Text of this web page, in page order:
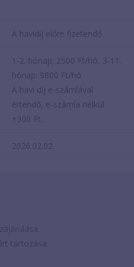
A havidíj előre fizetendő
1-2. hónap: 2500 Ft/hó, 3-11.
hónap: 9800 Ft/hó
A havi díj e-számlával
értendő, e-számla nélkül
+300 Ft.
2026.02.02.